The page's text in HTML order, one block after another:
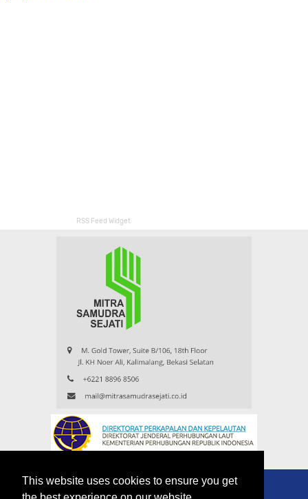
This website uses cookies to ensure you get
RSS Feed Widget